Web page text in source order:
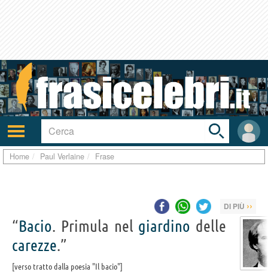
Attiva/disattiva
navigazione
User
area
Toggle
search
bar
Home Paul Verlaine Frase
DI PIÙ ››
“Bacio. Primula nel giardino delle
carezze.”
verso tratto dalla poesia "Il bacio"